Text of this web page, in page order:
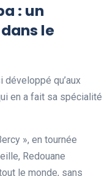
: un
le
développé qu’aux
en a fait sa spécialité
», en tournée
Redouane
le monde, sans